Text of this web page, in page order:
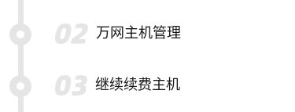
万网主机管理
继续续费主机